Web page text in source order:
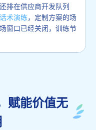
排在供应商开发队列
话术演练，定制方案的场
窗口已经关闭，训练节
赋能价值无